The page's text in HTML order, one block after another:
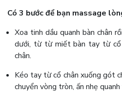
Có 3 bước để bạn massage
Xoa tinh dầu quanh bàn chân
dưới, từ từ miết bàn tay từ cổ
chân.
Kéo tay từ cổ chân xuống gót
chuyển vòng tròn, ấn nhẹ